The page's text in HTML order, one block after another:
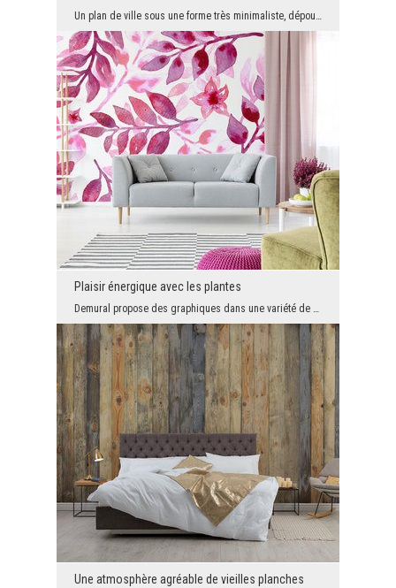
Un plan de ville sous une forme très minimaliste, dépourvu de la plupart des couleurs et couches ...
Plaisir énergique avec les plantes
Demural propose des graphiques dans une variété de styles, avec des qualités et des avantages dif...
Une atmosphère agréable de vieilles planches